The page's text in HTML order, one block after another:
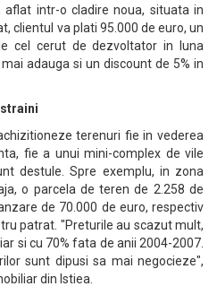
intr-o cladire noua, situata in
clientul va plati 95.000 de euro, un
cel cerut de dezvoltator in luna
adauga si un discount de 5% in
terenuri fie in vederea
fie a unui mini-complex de vile
destule. Spre exemplu, in zona
o parcela de teren de 2.258 de
de 70.000 de euro, respectiv
patrat. "Preturile au scazut mult,
si cu 70% fata de anii 2004-2007.
sunt dipusi sa mai negocieze",
din Istiea.